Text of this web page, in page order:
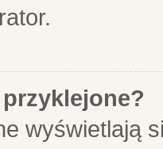
wyświetlają